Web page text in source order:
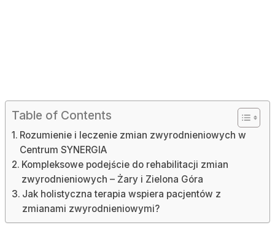
Table of Contents
Rozumienie i leczenie zmian zwyrodnieniowych w
Centrum SYNERGIA
Kompleksowe podejście do rehabilitacji zmian
zwyrodnieniowych – Żary i Zielona Góra
Jak holistyczna terapia wspiera pacjentów z
zmianami zwyrodnieniowymi?